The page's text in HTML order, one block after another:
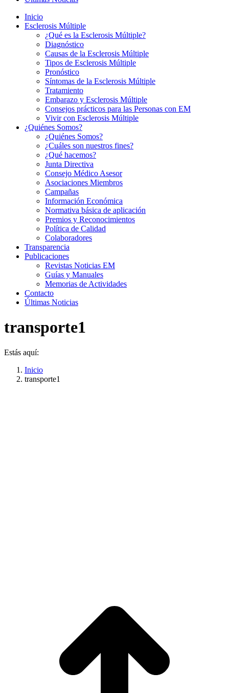
Inicio
Esclerosis Múltiple
¿Qué es la Esclerosis Múltiple?
Diagnóstico
Causas de la Esclerosis Múltiple
Tipos de Esclerosis Múltiple
Pronóstico
Síntomas de la Esclerosis Múltiple
Tratamiento
Embarazo y Esclerosis Múltiple
Consejos prácticos para las Personas con EM
Vivir con Esclerosis Múltiple
¿Quiénes Somos?
¿Quiénes Somos?
¿Cuáles son nuestros fines?
¿Qué hacemos?
Junta Directiva
Consejo Médico Asesor
Asociaciones Miembros
Campañas
Información Económica
Normativa básica de aplicación
Premios y Reconocimientos
Política de Calidad
Colaboradores
Transparencia
Publicaciones
Revistas Noticias EM
Guías y Manuales
Memorias de Actividades
Contacto
Últimas Noticias
transporte1
Estás aquí:
Inicio
transporte1